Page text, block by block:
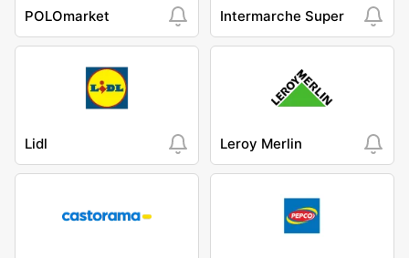
POLOmarket Intermarche Super
Lidl Leroy Merlin